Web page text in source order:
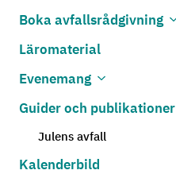
Boka avfallsrådgivning
Läromaterial
Evenemang
Guider och publikationer
Julens avfall
Kalenderbild